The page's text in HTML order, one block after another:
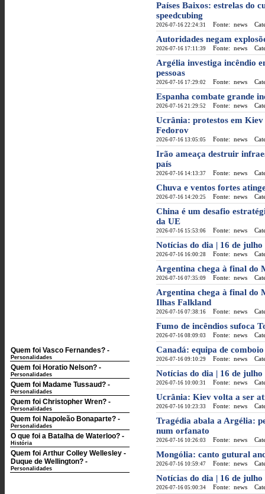
Quem foi Vasco Fernandes? -
Personalidades
Quem foi Horatio Nelson? -
Personalidades
Quem foi Madame Tussaud? -
Personalidades
Quem foi Christopher Wren? -
Personalidades
Quem foi Napoleão Bonaparte? -
Personalidades
O que foi a Batalha de Waterloo? -
História
Quem foi Arthur Colley Wellesley -
Duque de Wellington? -
Personalidades
Países Baixos: estrelas do
speedcubing
2026-07-16 22:24:31 Fonte: news
Autoridades negam
2026-07-16 17:11:39 Fonte: news
Argélia investiga incêndio
pessoas
2026-07-16 17:29:02 Fonte: news
Espanha combate grande
2026-07-16 21:29:52 Fonte: news
Ucrânia: protestos em
Fedorov
2026-07-16 13:05:05 Fonte: news
Irão ameaça destruir
país
2026-07-16 14:13:37 Fonte: news
Chuva e ventos fortes
2026-07-16 14:20:25 Fonte: news
China é um desafio
da UE
2026-07-16 15:53:06 Fonte: news
Notícias do dia | 16 de
2026-07-16 16:00:28 Fonte: news
Argentina chega à final do
2026-07-16 07:35:09 Fonte: news
Argentina chega à final do
Ilhas Falkland
2026-07-16 07:38:16 Fonte: news
Fumo de incêndios sufoca
2026-07-16 08:09:03 Fonte: news
Canadá: equipa de
2026-07-16 09:10:29 Fonte: news
Notícias do dia | 16 de
2026-07-16 10:00:31 Fonte: news
Ucrânia: Kiev volta a ser
2026-07-16 10:23:33 Fonte: news
Tragédia abala a Argélia:
num orfanato
2026-07-16 10:26:03 Fonte: news
Mongólia: canto gutural
2026-07-16 10:59:47 Fonte: news
Notícias do dia | 16 de
2026-07-16 05:00:34 Fonte: news